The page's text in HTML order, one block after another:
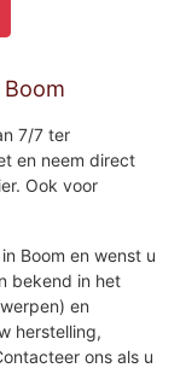
7/7 ter
en neem direct
Ook voor
Boom en wenst u
bekend in het
en
herstelling,
ons als u